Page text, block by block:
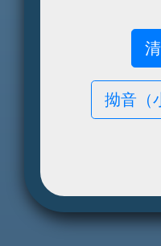
拗音（